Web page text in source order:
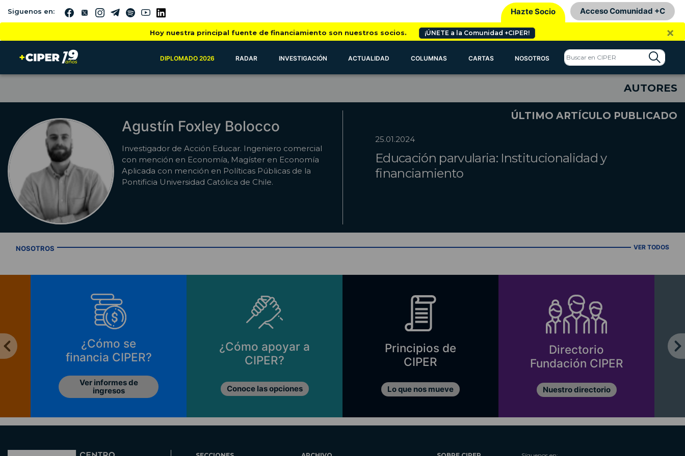
Siguenos en: Hazte Socio Acceso Comunidad +C
Hoy nuestra principal fuente de financiamiento son nuestros socios. ¡ÚNETE a la Comunidad +CIPER! ×
DIPLOMADO 2026 RADAR INVESTIGACIÓN ACTUALIDAD COLUMNAS CARTAS NOSOTROS
AUTORES
Agustín Foxley Bolocco
Investigador de Acción Educar. Ingeniero comercial
con mención en Economía, Magíster en Economía
Aplicada con mención en Políticas Públicas de la
Pontificia Universidad Católica de Chile.
ÚLTIMO ARTÍCULO PUBLICADO
25.01.2024
Educación parvularia: Institucionalidad y
financiamiento
NOSOTROS VER TODOS
¿Cómo se
financia CIPER?
Ver informes de
ingresos
¿Cómo apoyar a
CIPER?
Conoce las opciones
Principios de
CIPER
Lo que nos mueve
Directorio
Fundación CIPER
Nuestro directorio